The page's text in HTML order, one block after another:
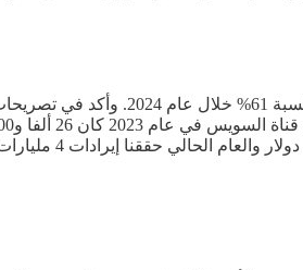
كشف الفريق أسامة ربيع، رئيس هيئة